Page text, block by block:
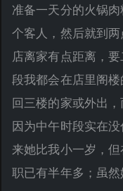
准备一天分的火锅
个客人，然后就到
店离家有点距离，
段我都会在店里阁
回三楼的家或外出
因为中午时段实在
来她比我小一岁，
职已有半年多；虽